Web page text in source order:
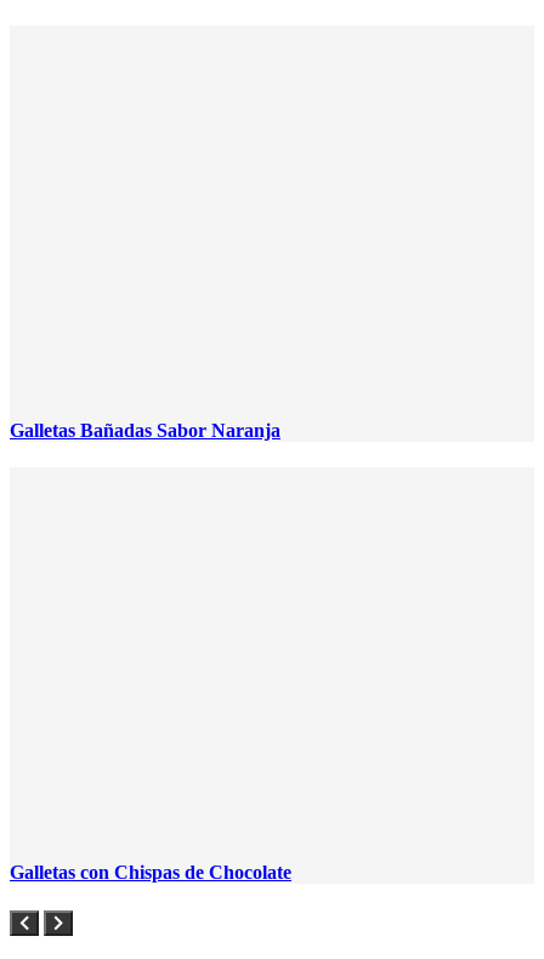
Galletas Bañadas Sabor Naranja
Galletas con Chispas de Chocolate